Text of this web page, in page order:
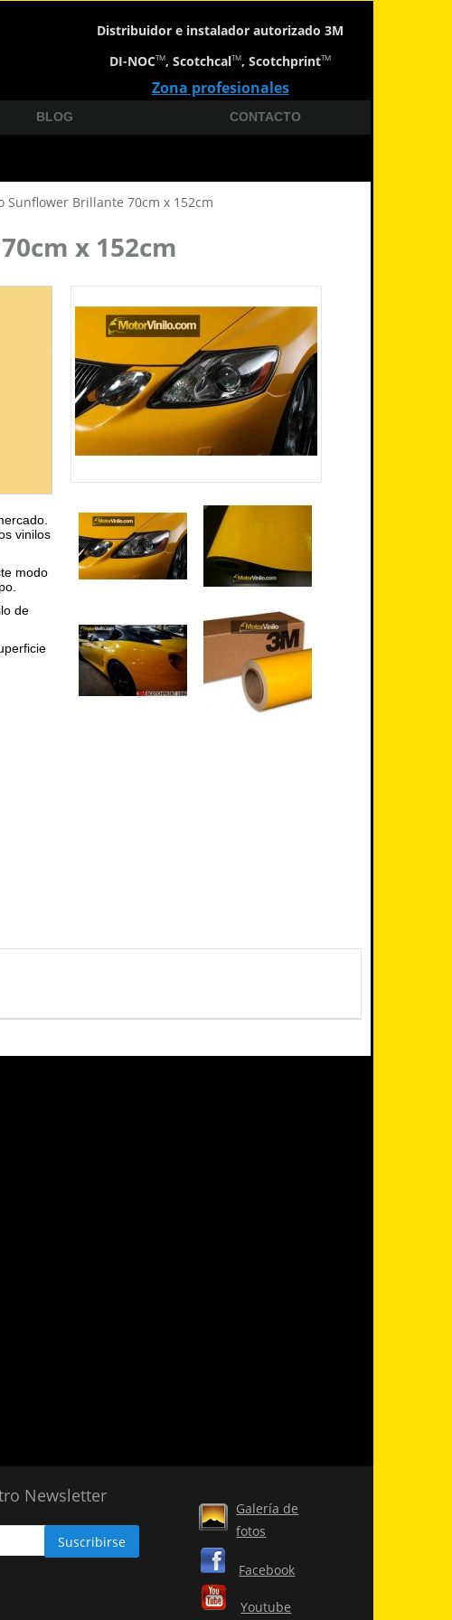
Distribuidor e instalador autorizado 3M
DI-NOCTM, ScotchcalTM, ScotchprintTM
Zona profesionales
BLOG CONTACTO
Sunflower Brillante 70cm x 152cm
x 152cm
vinilos
modo
de
Newsletter
Galería de
fotos
Facebook
Youtube